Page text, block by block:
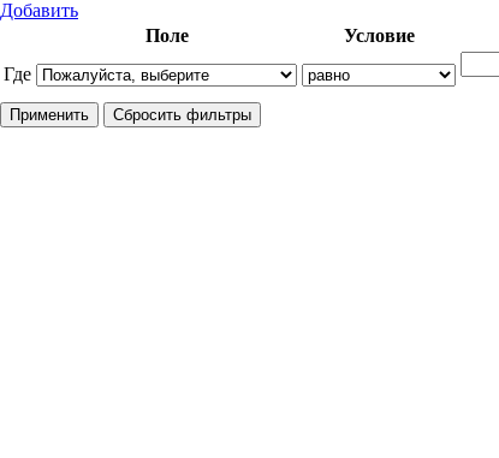
Добавить
Где
Поле Условие